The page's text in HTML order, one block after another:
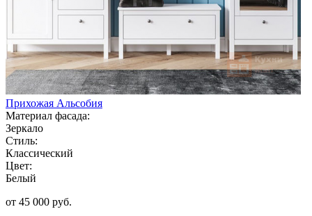
Прихожая Альсобия
Материал фасада:
Зеркало
Стиль:
Классический
Цвет:
Белый
от 45 000 руб.